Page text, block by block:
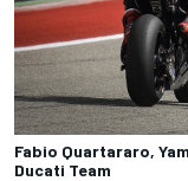
Fabio Quartararo,
Ducati Team